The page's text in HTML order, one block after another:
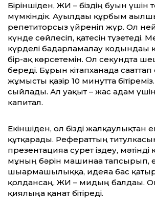
Біріншіден, ЖИ – біздің буын үшін
мүмкіндік. Ауылдағы құрбым
репетиторсыз үйреніп жүр. Ол
күнде сөйлесіп, қатесін түзетеді.
күрделі бағдарламалау кодындағы
бір-ақ көрсетемін. Ол секундта
береді. Бұрын кітапханада
жұмысты қазір 10 минутта
сыйлады. Ал уақыт – жас адам
капитал.
Екіншіден, ол бізді жалқаулықтан
құтқарады. Рефераттың
презентацияға сурет іздеу, мәтінді
мұның бәрін машинаға тапсырып,
шығармашылыққа, идеяға бас
қолдансаң, ЖИ – мидың балдағы.
қиялыңа қанат бітіреді.